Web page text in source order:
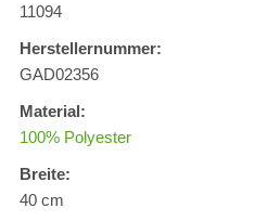
11094
Herstellernummer:
GAD02356
Material:
100% Polyester
Breite:
40 cm